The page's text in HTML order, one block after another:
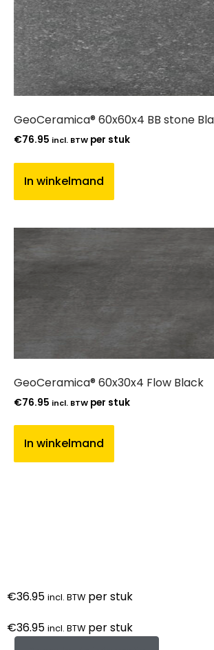
GeoCeramica® 60x60x4 BB stone
€76.95 incl. BTW per stuk
In winkelmand
GeoCeramica® 60x30x4 Flow Black
€76.95 incl. BTW per stuk
In winkelmand
€36.95 incl. BTW per stuk
€36.95 incl. BTW per stuk